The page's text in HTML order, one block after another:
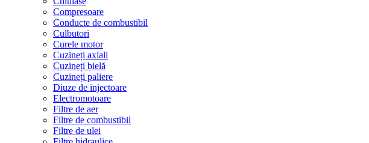
Compresoare
Conducte de combustibil
Culbutori
Curele motor
Cuzineți axiali
Cuzineți bielă
Cuzineți paliere
Diuze de injectoare
Electromotoare
Filtre de aer
Filtre de combustibil
Filtre de ulei